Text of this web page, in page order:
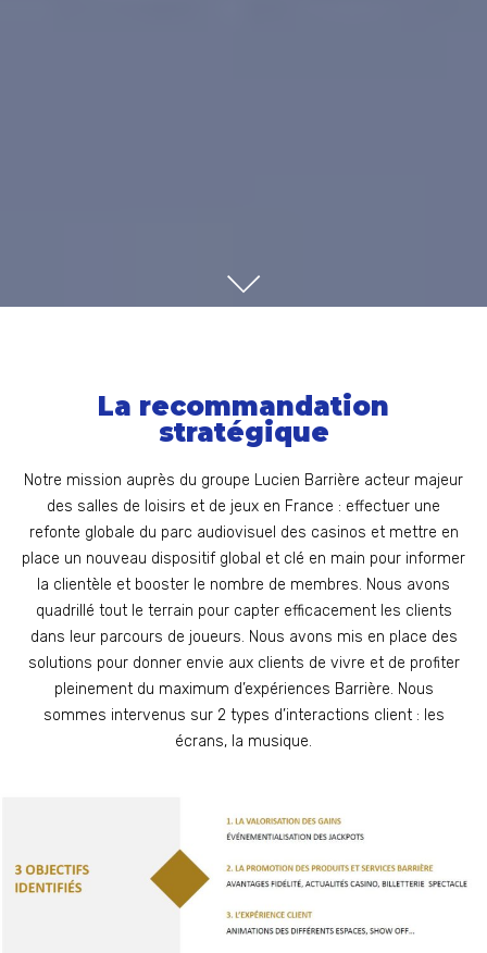
La recommandation
stratégique
Notre mission auprès du groupe Lucien Barrière acteur majeur
des salles de loisirs et de jeux en France : effectuer une
refonte globale du parc audiovisuel des casinos et mettre en
place un nouveau dispositif global et clé en main pour informer
la clientèle et booster le nombre de membres. Nous avons
quadrillé tout le terrain pour capter efficacement les clients
dans leur parcours de joueurs. Nous avons mis en place des
solutions pour donner envie aux clients de vivre et de profiter
pleinement du maximum d’expériences Barrière. Nous
sommes intervenus sur 2 types d’interactions client : les
écrans, la musique.